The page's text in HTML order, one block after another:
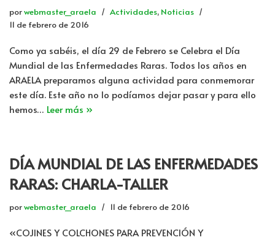
porwebmaster_araela Actividades, Noticias
11 de febrero de 2016
Como ya sabéis, el día 29 de Febrero se Celebra el Día
Mundial de las Enfermedades Raras. Todos los años en
ARAELA preparamos alguna actividad para conmemorar
este día. Este año no lo podíamos dejar pasar y para ello
hemos… Leer más »
DÍA MUNDIAL DE LAS ENFERMEDADES
RARAS: CHARLA-TALLER
porwebmaster_araela 11 de febrero de 2016
«COJINES Y COLCHONES PARA PREVENCIÓN Y